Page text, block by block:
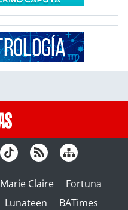
Marie Claire
Fortuna
Lunateen BATimes